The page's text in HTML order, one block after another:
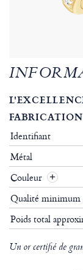
FABRICATION
Identifiant
Métal
Couleur
Qualité minimum
Poids total
Un or certifié de